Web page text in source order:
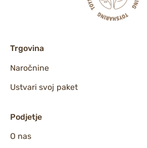
Trgovina
Naročnine
Ustvari svoj paket
Podjetje
O nas